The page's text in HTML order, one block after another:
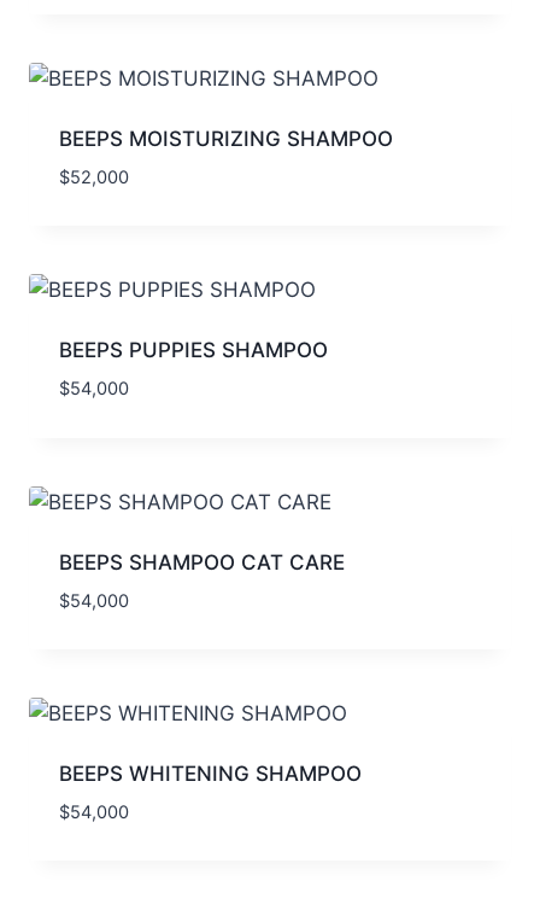
BEEPS MOISTURIZING SHAMPOO
$52,000
BEEPS PUPPIES SHAMPOO
$54,000
BEEPS SHAMPOO CAT CARE
$54,000
BEEPS WHITENING SHAMPOO
$54,000